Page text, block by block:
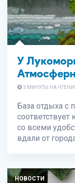
У
3 МИНУТЫ НА
База отдыха с
соответствует
со всеми
вдали от
НОВОСТИ